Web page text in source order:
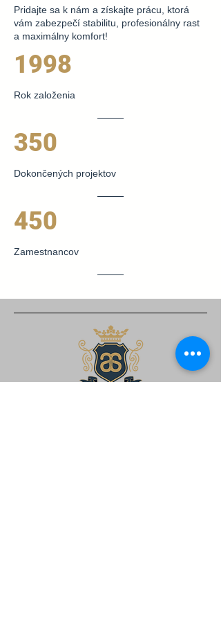
Pridajte sa k nám a získajte prácu, ktorá
vám zabezpečí stabilitu, profesionálny rast
a maximálny komfort!
1998
Rok založenia
350
Dokončených projektov
450
Zamestnancov